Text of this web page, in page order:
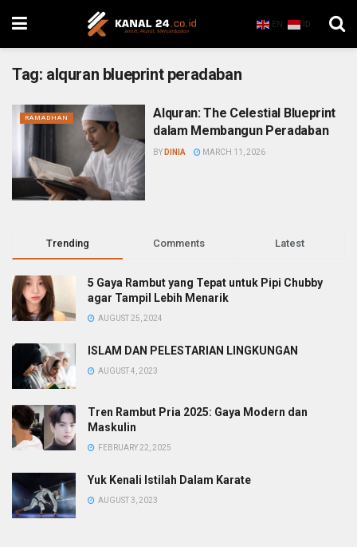
EN ID
Tag: alquran blueprint peradaban
RAMADHAN
Alquran: The Celestial Blueprint
dalam Membangun Peradaban
BY DINIA MARCH 11, 2026
Trending Comments Latest
5 Gaya Rambut yang Tepat untuk Pipi Chubby
agar Tampil Lebih Menarik
AUGUST 25, 2024
ISLAM DAN PELESTARIAN LINGKUNGAN
AUGUST 4, 2023
Tren Rambut Pria 2025: Gaya Modern dan
Maskulin
FEBRUARY 22, 2025
Yuk Kenali Istilah Dalam Karate
AUGUST 3, 2023